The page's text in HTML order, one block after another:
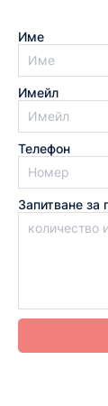
Име
Имейл
Телефон
Запитване за